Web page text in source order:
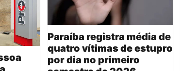
Paraíba registra média de
quatro vítimas de estupro
por dia no primeiro